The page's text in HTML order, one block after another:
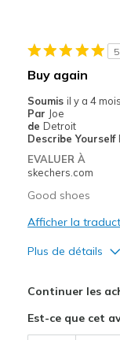
5
Buy again
Soumis il y a 4 mois
Par Joe
de Detroit
Describe Yourself
EVALUER À
skechers.com
Good shoes
Afficher la
Plus de détails
Breathe Well
Continuer les
Est-ce que cet